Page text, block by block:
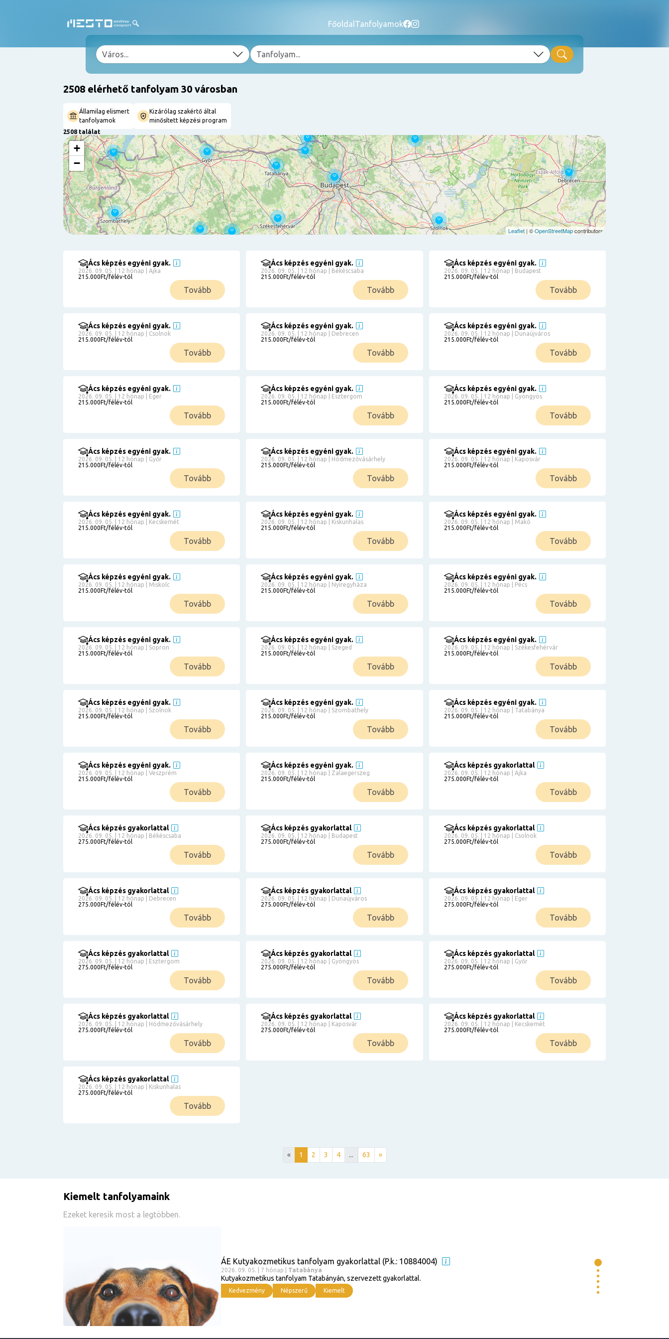
Főoldal Tanfolyamok
2508 elérhető tanfolyam 30 városban
Államilag elismert
tanfolyamok
Kizárólag szakértő által
minősített képzési program
2508 találat
+
−
Leaflet | ©OpenStreetMapcontributors
Szűrés
Érettségi
Részletfizetéssel
Ács képzés egyéni gyak.
2026. 09. 05. | 12 hónap | Ajka
215.000Ft/félév-tól
Tovább
Ács képzés egyéni gyak.
2026. 09. 05. | 12 hónap | Békéscsaba
215.000Ft/félév-tól
Tovább
Ács képzés egyéni gyak.
2026. 09. 05. | 12 hónap | Budapest
215.000Ft/félév-tól
Tovább
Ács képzés egyéni gyak.
2026. 09. 05. | 12 hónap | Csolnok
215.000Ft/félév-tól
Tovább
Ács képzés egyéni gyak.
2026. 09. 05. | 12 hónap | Debrecen
215.000Ft/félév-tól
Tovább
Ács képzés egyéni gyak.
2026. 09. 05. | 12 hónap | Dunaújváros
215.000Ft/félév-tól
Tovább
Ács képzés egyéni gyak.
2026. 09. 05. | 12 hónap | Eger
215.000Ft/félév-tól
Tovább
Ács képzés egyéni gyak.
2026. 09. 05. | 12 hónap | Esztergom
215.000Ft/félév-tól
Tovább
Ács képzés egyéni gyak.
2026. 09. 05. | 12 hónap | Gyöngyös
215.000Ft/félév-tól
Tovább
Ács képzés egyéni gyak.
2026. 09. 05. | 12 hónap | Győr
215.000Ft/félév-tól
Tovább
Ács képzés egyéni gyak.
2026. 09. 05. | 12 hónap | Hódmezővásárhely
215.000Ft/félév-tól
Tovább
Ács képzés egyéni gyak.
2026. 09. 05. | 12 hónap | Kaposvár
215.000Ft/félév-tól
Tovább
Ács képzés egyéni gyak.
2026. 09. 05. | 12 hónap | Kecskemét
215.000Ft/félév-tól
Tovább
Ács képzés egyéni gyak.
2026. 09. 05. | 12 hónap | Kiskunhalas
215.000Ft/félév-tól
Tovább
Ács képzés egyéni gyak.
2026. 09. 05. | 12 hónap | Makó
215.000Ft/félév-tól
Tovább
Ács képzés egyéni gyak.
2026. 09. 05. | 12 hónap | Miskolc
215.000Ft/félév-tól
Tovább
Ács képzés egyéni gyak.
2026. 09. 05. | 12 hónap | Nyíregyháza
215.000Ft/félév-tól
Tovább
Ács képzés egyéni gyak.
2026. 09. 05. | 12 hónap | Pécs
215.000Ft/félév-tól
Tovább
Ács képzés egyéni gyak.
2026. 09. 05. | 12 hónap | Sopron
215.000Ft/félév-tól
Tovább
Ács képzés egyéni gyak.
2026. 09. 05. | 12 hónap | Szeged
215.000Ft/félév-tól
Tovább
Ács képzés egyéni gyak.
2026. 09. 05. | 12 hónap | Székesfehérvár
215.000Ft/félév-tól
Tovább
Ács képzés egyéni gyak.
2026. 09. 05. | 12 hónap | Szolnok
215.000Ft/félév-tól
Tovább
Ács képzés egyéni gyak.
2026. 09. 05. | 12 hónap | Szombathely
215.000Ft/félév-tól
Tovább
Ács képzés egyéni gyak.
2026. 09. 05. | 12 hónap | Tatabánya
215.000Ft/félév-tól
Tovább
Ács képzés egyéni gyak.
2026. 09. 05. | 12 hónap | Veszprém
215.000Ft/félév-tól
Tovább
Ács képzés egyéni gyak.
2026. 09. 05. | 12 hónap | Zalaegerszeg
215.000Ft/félév-tól
Tovább
Ács képzés gyakorlattal
2026. 09. 05. | 12 hónap | Ajka
275.000Ft/félév-tól
Tovább
Ács képzés gyakorlattal
2026. 09. 05. | 12 hónap | Békéscsaba
275.000Ft/félév-tól
Tovább
Ács képzés gyakorlattal
2026. 09. 05. | 12 hónap | Budapest
275.000Ft/félév-tól
Tovább
Ács képzés gyakorlattal
2026. 09. 05. | 12 hónap | Csolnok
275.000Ft/félév-tól
Tovább
Ács képzés gyakorlattal
2026. 09. 05. | 12 hónap | Debrecen
275.000Ft/félév-tól
Tovább
Ács képzés gyakorlattal
2026. 09. 05. | 12 hónap | Dunaújváros
275.000Ft/félév-tól
Tovább
Ács képzés gyakorlattal
2026. 09. 05. | 12 hónap | Eger
275.000Ft/félév-tól
Tovább
Ács képzés gyakorlattal
2026. 09. 05. | 12 hónap | Esztergom
275.000Ft/félév-tól
Tovább
Ács képzés gyakorlattal
2026. 09. 05. | 12 hónap | Gyöngyös
275.000Ft/félév-tól
Tovább
Ács képzés gyakorlattal
2026. 09. 05. | 12 hónap | Győr
275.000Ft/félév-tól
Tovább
Ács képzés gyakorlattal
2026. 09. 05. | 12 hónap | Hódmezővásárhely
275.000Ft/félév-tól
Tovább
Ács képzés gyakorlattal
2026. 09. 05. | 12 hónap | Kaposvár
275.000Ft/félév-tól
Tovább
Ács képzés gyakorlattal
2026. 09. 05. | 12 hónap | Kecskemét
275.000Ft/félév-tól
Tovább
Ács képzés gyakorlattal
2026. 09. 05. | 12 hónap | Kiskunhalas
275.000Ft/félév-tól
Tovább
« 1 2 3 4 ... 63 »
Kiemelt tanfolyamaink
Ezeket keresik most a legtöbben.
ÁE Kutyakozmetikus tanfolyam gyakorlattal (P.k.: 10884004)
2026. 09. 05. | 7 hónap | Tatabánya
Kutyakozmetikus tanfolyam Tatabányán, szervezett gyakorlattal.
Kedvezmény Népszerű Kiemelt